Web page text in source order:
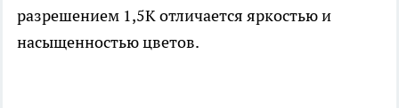
разрешением 1,5К отличается яркостью и
насыщенностью цветов.